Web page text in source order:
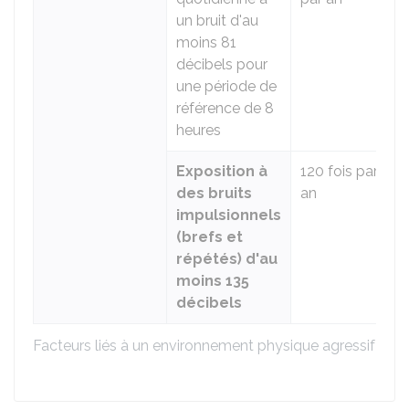
Facteurs liés à un environnement physique agressif
un bruit d'au
moins 81
décibels pour
une période de
référence de 8
heures
Exposition à
des bruits
impulsionnels
(brefs et
répétés) d'au
moins 135
décibels
120 fois par
an